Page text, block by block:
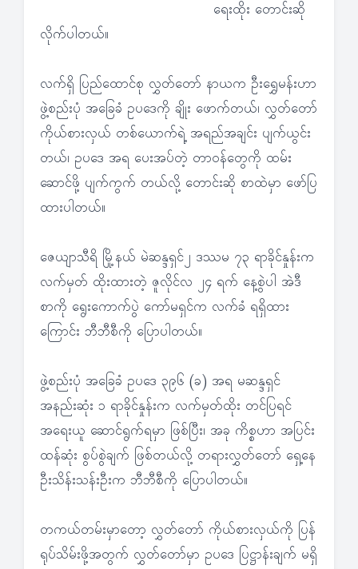
ရေးထိုး တောင်းဆို
လိုက်ပါတယ်။
လက်ရှိ ပြည်ထောင်စု လွှတ်တော် နာယက ဦးရွှေမန်းဟာ
ဖွဲ့စည်းပုံ အခြေခံ ဥပဒေကို ချိုး ဖောက်တယ်၊ လွှတ်တော်
ကိုယ်စားလှယ် တစ်ယောက်ရဲ့ အရည်အချင်း ပျက်ယွင်း
တယ်၊ ဥပဒေ အရ ပေးအပ်တဲ့ တာဝန်တွေကို ထမ်း
ဆောင်ဖို့ ပျက်ကွက် တယ်လို့ တောင်းဆို စာထဲမှာ ဖော်ပြ
ထားပါတယ်။
ဇေယျာသီရိ မြို့နယ် မဲဆန္ဒရှင်၂ ဒဿမ ၇၃ ရာခိုင်နှုန်းက
လက်မှတ် ထိုးထားတဲ့ ဇူလိုင်လ ၂၄ ရက် နေ့စွဲပါ အဲဒီ
စာကို ရွေးကောက်ပွဲ ကော်မရှင်က လက်ခံ ရရှိထား
ကြောင်း ဘီဘီစီကို ပြောပါတယ်။
ဖွဲ့စည်းပုံ အခြေခံ ဥပဒေ ၃၉၆ (ခ) အရ မဆန္ဒရှင်
အနည်းဆုံး ၁ ရာခိုင်နှုန်းက လက်မှတ်ထိုး တင်ပြရင်
အရေးယူ ဆောင်ရွက်ရမှာ ဖြစ်ပြီး၊ အခု ကိစ္စဟာ အပြင်း
ထန်ဆုံး စွပ်စွဲချက် ဖြစ်တယ်လို့ တရားလွှတ်တော် ရှေ့နေ
ဦးသိန်းသန်းဦးက ဘီဘီစီကို ပြောပါတယ်။
တကယ်တမ်းမှာတော့ လွှတ်တော် ကိုယ်စားလှယ်ကို ပြန်
ရုပ်သိမ်းဖို့အတွက် လွှတ်တော်မှာ ဥပဒေ ပြဋ္ဌာန်းချက် မရှိ